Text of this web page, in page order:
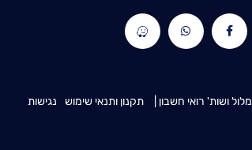
מלול ושות' רואי חשבון | תקנון ותנאי שימוש נגישות